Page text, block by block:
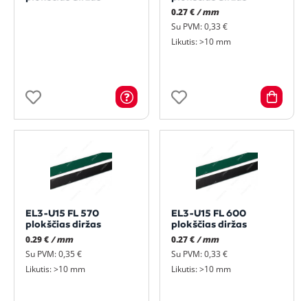
0.27 € / mm
Su PVM: 0,33 €
Likutis: >10 mm
EL3-U15 FL 570
plokščias diržas
0.29 €/ mm
Su PVM: 0,35 €
Likutis: >10 mm
EL3-U15 FL 600
plokščias diržas
0.27 € / mm
Su PVM: 0,33 €
Likutis: >10 mm